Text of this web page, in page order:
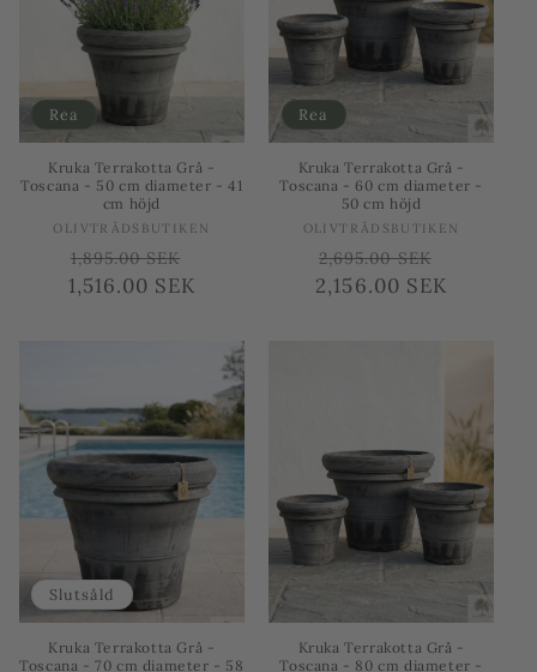
Rea
Kruka Terrakotta Grå -
Toscana - 50 cm diameter - 41
cm höjd
Säljare:
OLIVTRÄDSBUTIKEN
Ordinarie
pris
1,895.00 SEK
Försäljningspris
1,516.00 SEK
Rea
Kruka Terrakotta Grå -
Toscana - 60 cm diameter -
50 cm höjd
Säljare:
OLIVTRÄDSBUTIKEN
Ordinarie
pris
2,695.00 SEK
2,156.00 SEK
Slutsåld
Kruka Terrakotta Grå -
Toscana - 70 cm diameter - 58
Kruka Terrakotta Grå -
Toscana - 80 cm diameter -